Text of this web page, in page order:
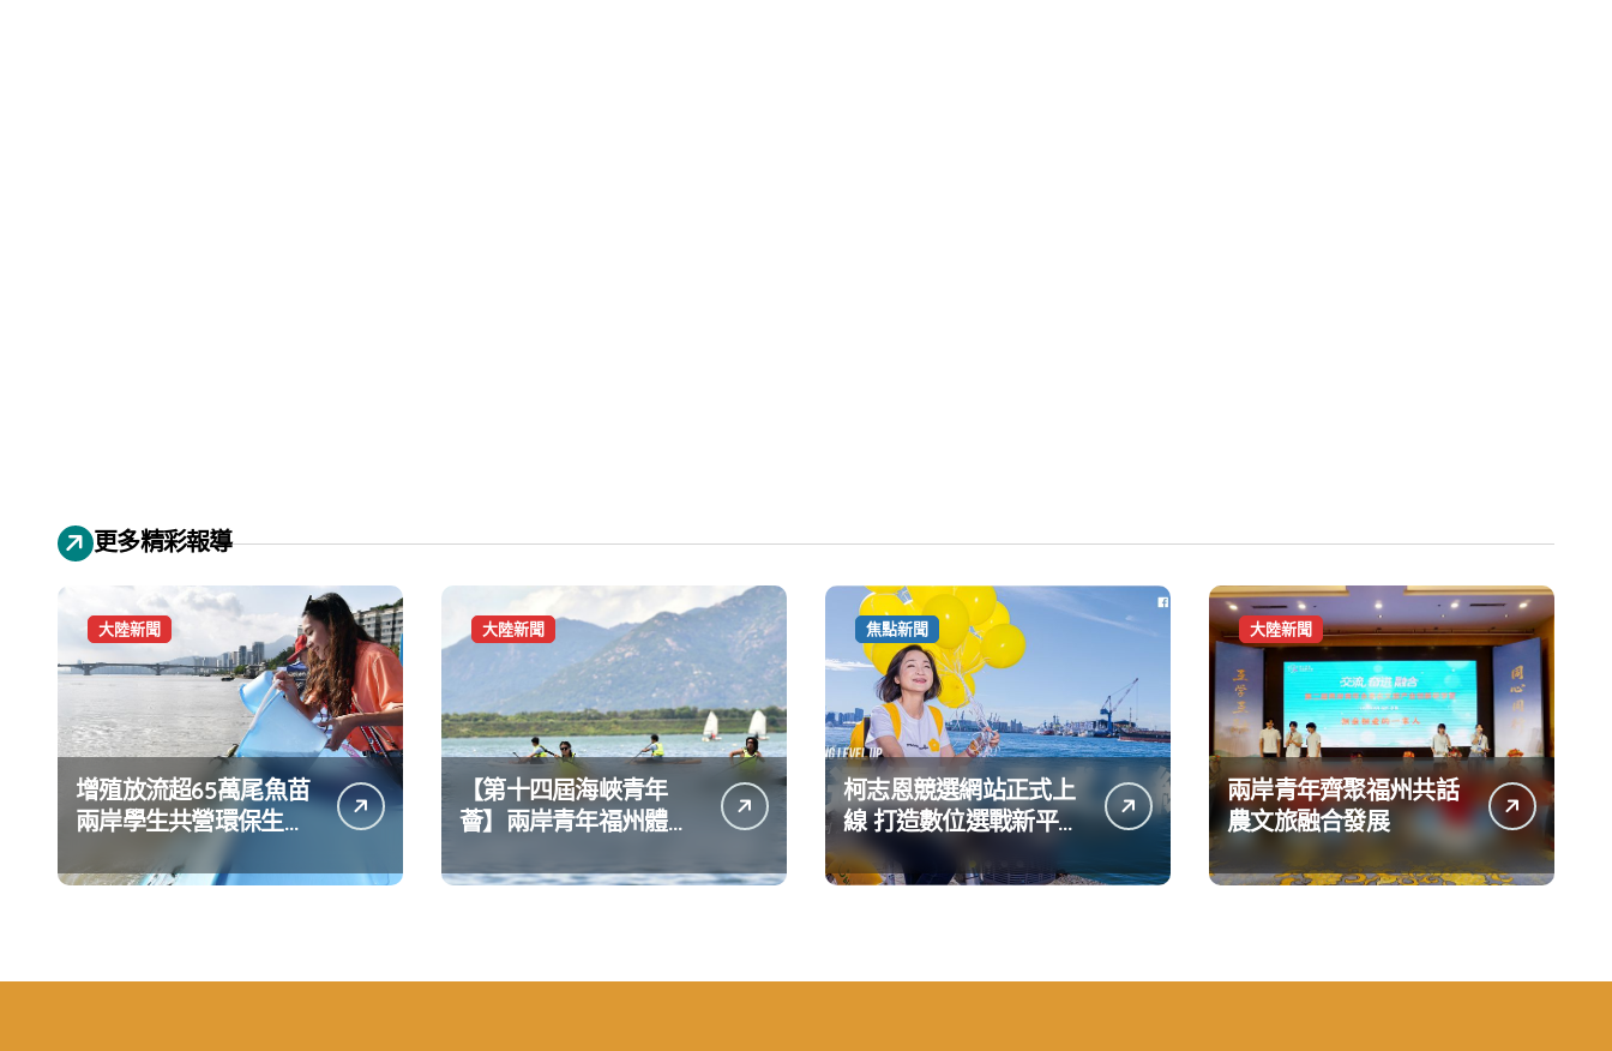
更多精彩報導
大陸新聞
增殖放流超65萬尾魚苗
兩岸學生共營環保生態
大陸新聞
【第十四屆海峽青年
薈】兩岸青年福州體驗
焦點新聞
柯志恩競選網站正式上
線 打造數位選戰新平台
公開五大亮點
大陸新聞
兩岸青年齊聚福州共話
農文旅融合發展